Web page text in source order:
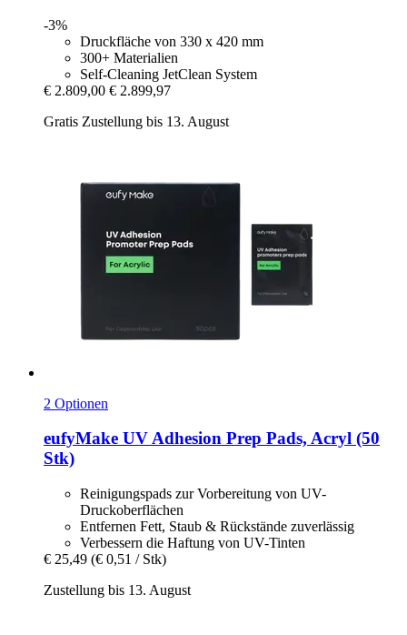
-3%
Druckfläche von 330 x 420 mm
300+ Materialien
Self-Cleaning JetClean System
€ 2.809,00 € 2.899,97
Gratis Zustellung bis 13. August
2 Optionen
eufyMake UV Adhesion Prep Pads, Acryl (50
Stk)
Reinigungspads zur Vorbereitung von UV-
Druckoberflächen
Entfernen Fett, Staub & Rückstände zuverlässig
Verbessern die Haftung von UV-Tinten
€ 25,49 (€ 0,51 / Stk)
Zustellung bis 13. August